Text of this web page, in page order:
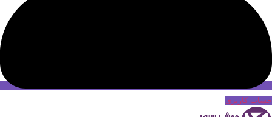
حساب کاربری